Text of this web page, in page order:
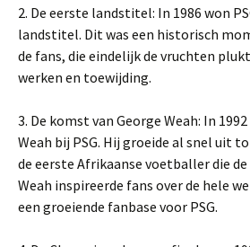
2. De eerste landstitel: In 1986 won
landstitel. Dit was een historisch
de fans, die eindelijk de vruchten
werken en toewijding.
3. De komst van George Weah: In
Weah bij PSG. Hij groeide al snel uit
de eerste Afrikaanse voetballer die de
Weah inspireerde fans over de hele
een groeiende fanbase voor PSG.